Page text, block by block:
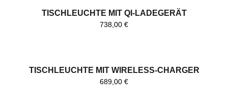
TISCHLEUCHTE MIT QI-LADEGERÄT
738,00 €
TISCHLEUCHTE MIT WIRELESS-CHARGER
689,00 €